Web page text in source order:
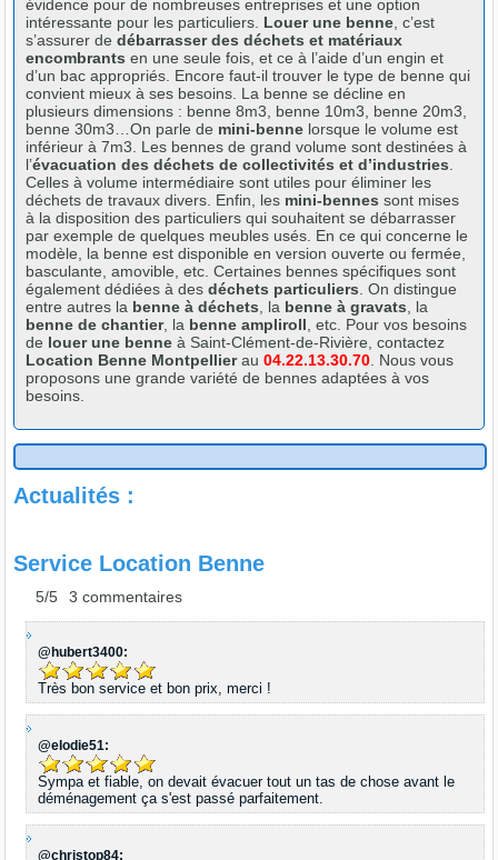
évidence pour de nombreuses entreprises et une option
intéressante pour les particuliers. Louer une benne , c’est
s’assurer dedébarrasser des déchets et matériaux
encombrants en une seule fois, et ce à l’aide d’un engin et
d’un bac appropriés. Encore faut-il trouver le type de benne qui
convient mieux à ses besoins. La benne se décline en
plusieurs dimensions : benne 8m3, benne 10m3, benne 20m3,
benne 30m3…On parle de mini-benne lorsque le volume est
inférieur à 7m3. Les bennes de grand volume sont destinées à
l’évacuation des déchets de collectivités et d’industries
Celles à volume intermédiaire sont utiles pour éliminer les
déchets de travaux divers. Enfin, les mini-bennes sont mises
à la disposition des particuliers qui souhaitent se débarrasser
par exemple de quelques meubles usés. En ce qui concerne le
modèle, la benne est disponible en version ouverte ou fermée,
basculante, amovible, etc. Certaines bennes spécifiques sont
également dédiées à desdéchets particuliers . On distingue
entre autres la benne à déchets , la benne à gravats , la
benne de chantier, la benne ampliroll , etc. Pour vos besoins
de louer une benne à Saint-Clément-de-Rivière, contactez
Location Benne Montpellierau04.22.13.30.70 . Nous vous
proposons une grande variété de bennes adaptées à vos
besoins.
Actualités :
Service Location Benne
3 commentaires
5/5
@hubert3400:
Très bon service et bon prix, merci !
@elodie51:
Sympa et fiable, on devait évacuer tout un tas de chose avant le
déménagement ça s'est passé parfaitement.
@christop84: